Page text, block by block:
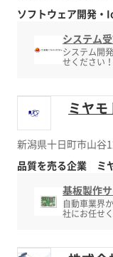
ソフトウェア開発・
システム
システム開
せください！
ミヤ
新潟県十日町市山谷
品質を売る企業 ミ
基板製作サ
自動車業界
社にお任せ